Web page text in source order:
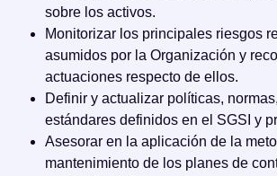
sobre los activos.
Monitorizar los principales riesgos
asumidos por la Organización y
actuaciones respecto de ellos.
Definir y actualizar políticas,
estándares definidos en el SGSI y
Asesorar en la aplicación de la
mantenimiento de los planes de